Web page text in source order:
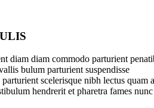
diam diam commodo parturient
bulum parturient suspendisse
scelerisque nibh lectus quam a
hendrerit et pharetra fames nunc